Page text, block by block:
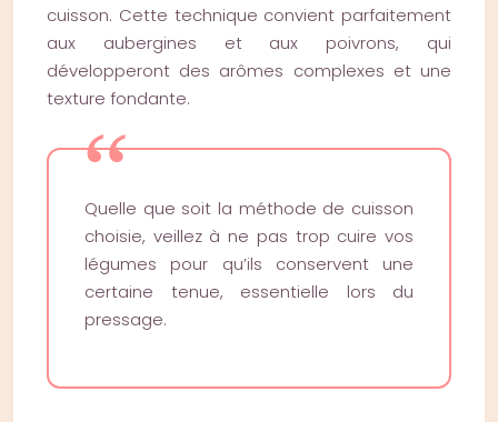
cuisson. Cette technique convient parfaitement
aux aubergines et aux poivrons, qui
développeront des arômes complexes et une
texture fondante.
Quelle que soit la méthode de cuisson
choisie, veillez à ne pas trop cuire vos
légumes pour qu’ils conservent une
certaine tenue, essentielle lors du
pressage.